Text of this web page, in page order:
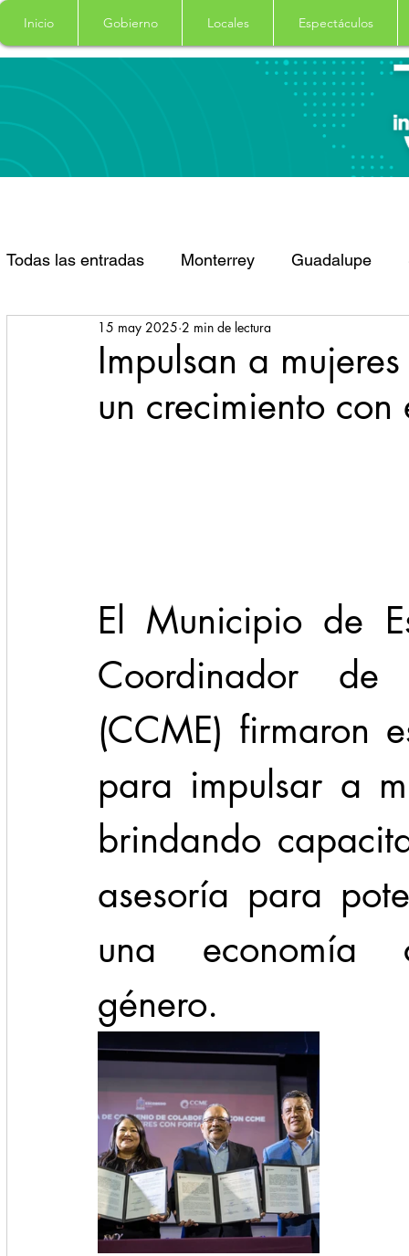
Inicio Gobierno Locales Espectáculos
Todas las entradas Monterrey Guadalupe
Santa Catarina San Pedro Garza Garcia
Espectaculos Clima Principal Salud
Impulsan a
un crecimiento
15 may 2025 2 min de lectura
El Municipio de
Coordinador de
(CCME) firmaron
para impulsar a
brindando
asesoría para
una economía
género.